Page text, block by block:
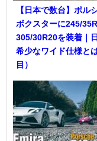
【日本で数台】ポル
ボクスターに245/
305/30R20を装着｜
希少なワイド仕様と
目）